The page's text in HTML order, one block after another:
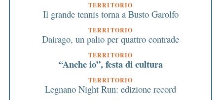
TERRITORIO
Il grande tennis torna a Busto Garolfo
TERRITORIO
Dairago, un palio per quattro contrade
TERRITORIO
“Anche io”, festa di cultura
TERRITORIO
Legnano Night Run: edizione record